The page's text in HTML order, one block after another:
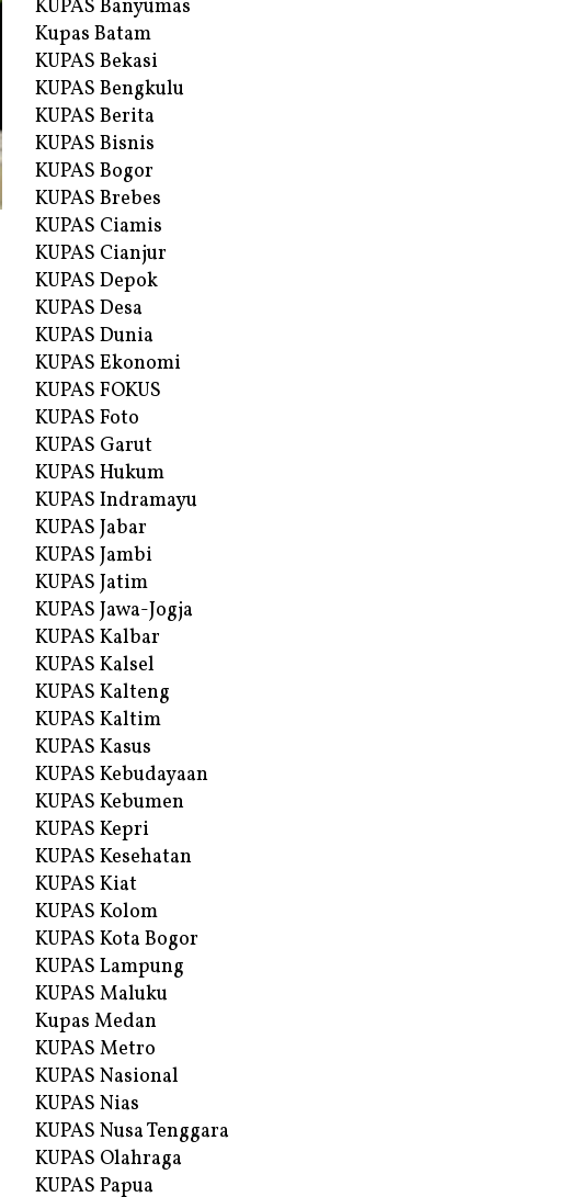
KUPAS Banyumas
Kupas Batam
KUPAS Bekasi
KUPAS Bengkulu
KUPAS Berita
KUPAS Bisnis
KUPAS Bogor
KUPAS Brebes
KUPAS Ciamis
KUPAS Cianjur
KUPAS Depok
KUPAS Desa
KUPAS Dunia
KUPAS Ekonomi
KUPAS FOKUS
KUPAS Foto
KUPAS Garut
KUPAS Hukum
KUPAS Indramayu
KUPAS Jabar
KUPAS Jambi
KUPAS Jatim
KUPAS Jawa-Jogja
KUPAS Kalbar
KUPAS Kalsel
KUPAS Kalteng
KUPAS Kaltim
KUPAS Kasus
KUPAS Kebudayaan
KUPAS Kebumen
KUPAS Kepri
KUPAS Kesehatan
KUPAS Kiat
KUPAS Kolom
KUPAS Kota Bogor
KUPAS Lampung
KUPAS Maluku
Kupas Medan
KUPAS Metro
KUPAS Nasional
KUPAS Nias
KUPAS Nusa Tenggara
KUPAS Olahraga
KUPAS Papua